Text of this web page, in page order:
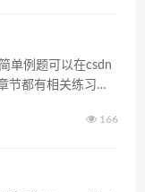
单例题可以在csdn
节都有相关练习和
166